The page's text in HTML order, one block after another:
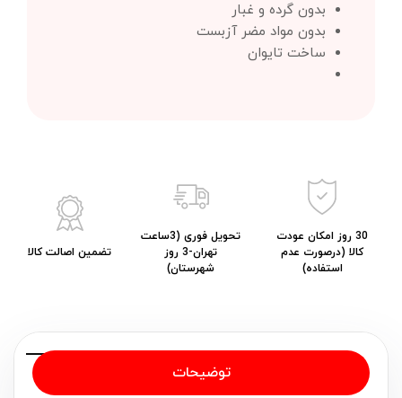
بدون گرده و غبار
بدون مواد مضر آزبست
ساخت تایوان
30 روز امکان عودت
کالا (درصورت عدم
استفاده)
تحویل فوری (3ساعت
تهران-3 روز
شهرستان)
تضمین اصالت کالا
توضیحات